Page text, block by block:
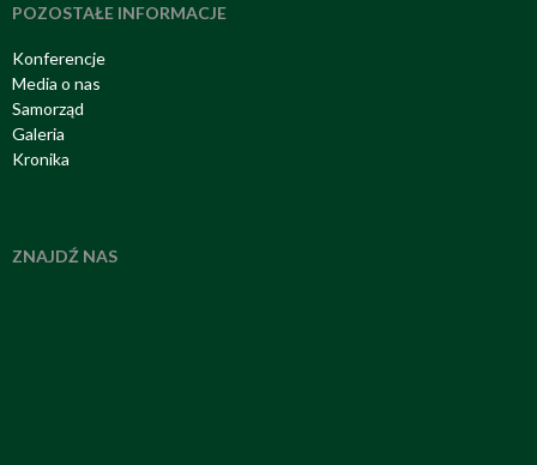
POZOSTAŁE INFORMACJE
Konferencje
Media o nas
Samorząd
Galeria
Kronika
ZNAJDŹ NAS